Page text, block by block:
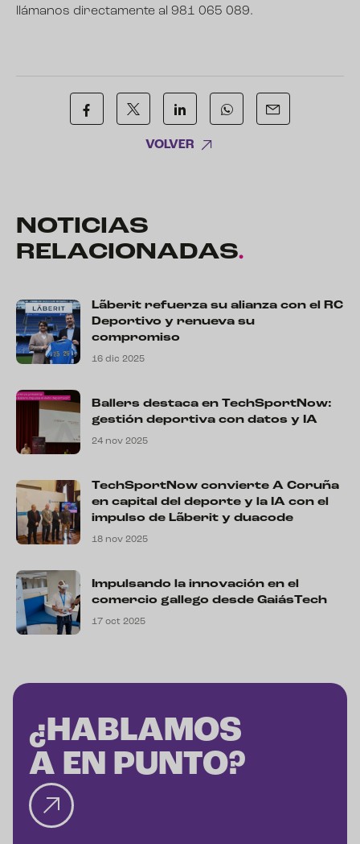
llámanos directamente al 981 065 089.
VOLVER
NOTICIAS
RELACIONADAS.
Lãberit refuerza su alianza con el RC
Deportivo y renueva su
compromiso
16 dic 2025
Ballers destaca en TechSportNow:
gestión deportiva con datos y IA
24 nov 2025
TechSportNow convierte A Coruña
en capital del deporte y la IA con el
impulso de Lãberit y duacode
18 nov 2025
Impulsando la innovación en el
comercio gallego desde GaiásTech
17 oct 2025
¿HABLAMOS
A EN PUNTO?